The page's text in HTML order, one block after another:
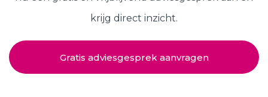
krijg direct inzicht.
Gratis adviesgesprek aanvragen
Schuifpuien
SHOWROOM BEZOEKEN